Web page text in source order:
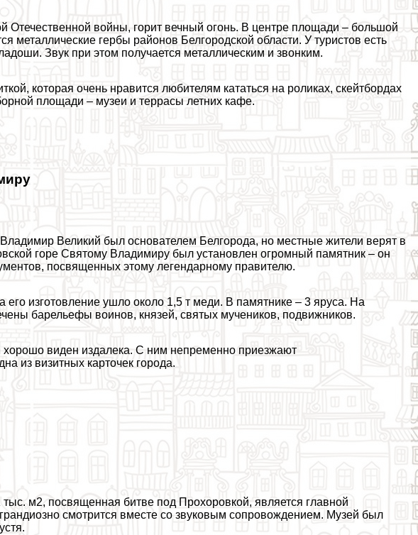
Отечественной войны, горит вечный огонь. В центре площади – большой
металлические гербы районов Белгородской области. У туристов есть
Звук при этом получается металлическим и звонким.
которая очень нравится любителям кататься на роликах, скейтбордах
площади – музеи и террасы летних кафе.
Великий был основателем Белгорода, но местные жители верят в
горе Святому Владимиру был установлен огромный памятник – он
посвященных этому легендарному правителю.
его изготовление ушло около 1,5 т меди. В памятнике – 3 яруса. На
барельефы воинов, князей, святых мучеников, подвижников.
виден издалека. С ним непременно приезжают
из визитных карточек города.
м2, посвященная битве под Прохоровкой, является главной
смотрится вместе со звуковым сопровождением. Музей был